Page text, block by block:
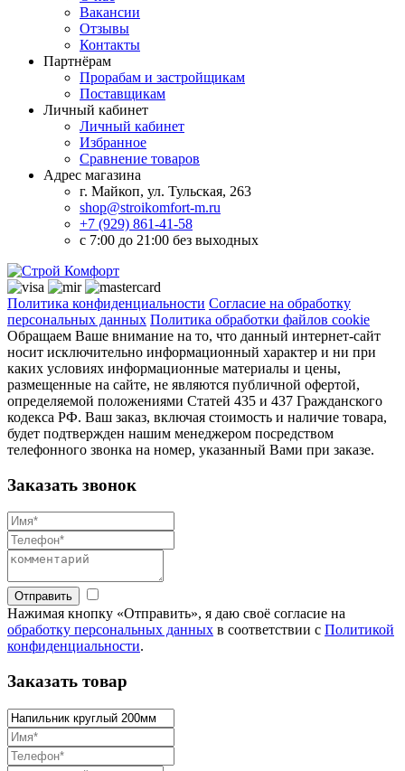
Вакансии
Отзывы
Контакты
Партнёрам
Прорабам и застройщикам
Поставщикам
Личный кабинет
Личный кабинет
Избранное
Сравнение товаров
Адрес магазина
г. Майкоп, ул. Тульская, 263
shop@stroikomfort-m.ru
+7 (929) 861-41-58
с 7:00 до 21:00 без выходных
Политика конфиденциальности Согласие на обработку
персональных данных Политика обработки файлов cookie
Обращаем Ваше внимание на то, что данный интернет-сайт
носит исключительно информационный характер и ни при
каких условиях информационные материалы и цены,
размещенные на сайте, не являются публичной офертой,
определяемой положениями Статей 435 и 437 Гражданского
кодекса РФ. Ваш заказ, включая стоимость и наличие товара,
будет подтвержден нашим менеджером посредством
телефонного звонка на номер, указанный Вами при заказе.
Заказать звонок
Отправить
Нажимая кнопку «Отправить», я даю своё согласие на
обработку персональных данных в соответствии с Политикой
конфиденциальности.
Заказать товар